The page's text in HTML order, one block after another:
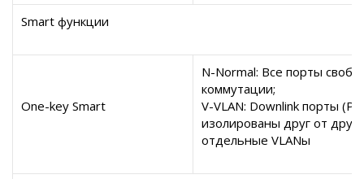
Smart функции
One-key Smart
N-Normal: Все порты
коммутации;
V-VLAN: Downlink порты (
изолированы друг от
отдельные VLANы